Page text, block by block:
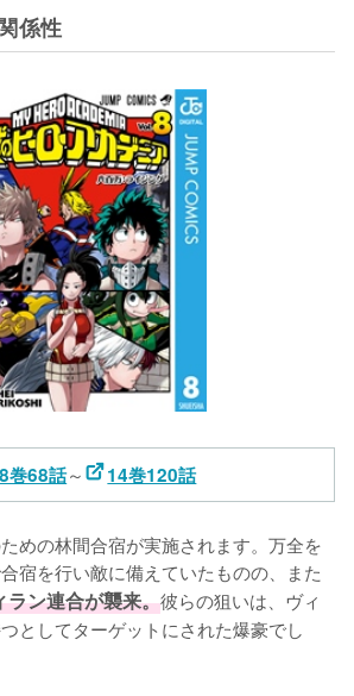
係性
8巻68話～ 14巻120話
めの林間合宿が実施されます。万全を
宿を行い敵に備えていたものの、また
ラン連合が襲来。彼らの狙いは、ヴィ
としてターゲットにされた爆豪でし